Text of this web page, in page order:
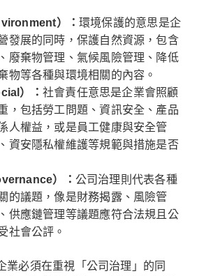
）：環境保護的意思是企
發展的同時，保護自然資源，包含
廢棄物管理、氣候風險管理、降低
物等各種與環境相關的內容。
）： 社會責任意思是企業會照顧
，包括勞工問題、資訊安全、產品
人權益，或是員工健康與安全管
資安隱私權維護等規範與措施是否
）： 公司治理則代表各種
的議題，像是財務揭露、風險管
供應鏈管理等議題應符合法規且公
社會公評。
業必須在重視「公司治理」的同